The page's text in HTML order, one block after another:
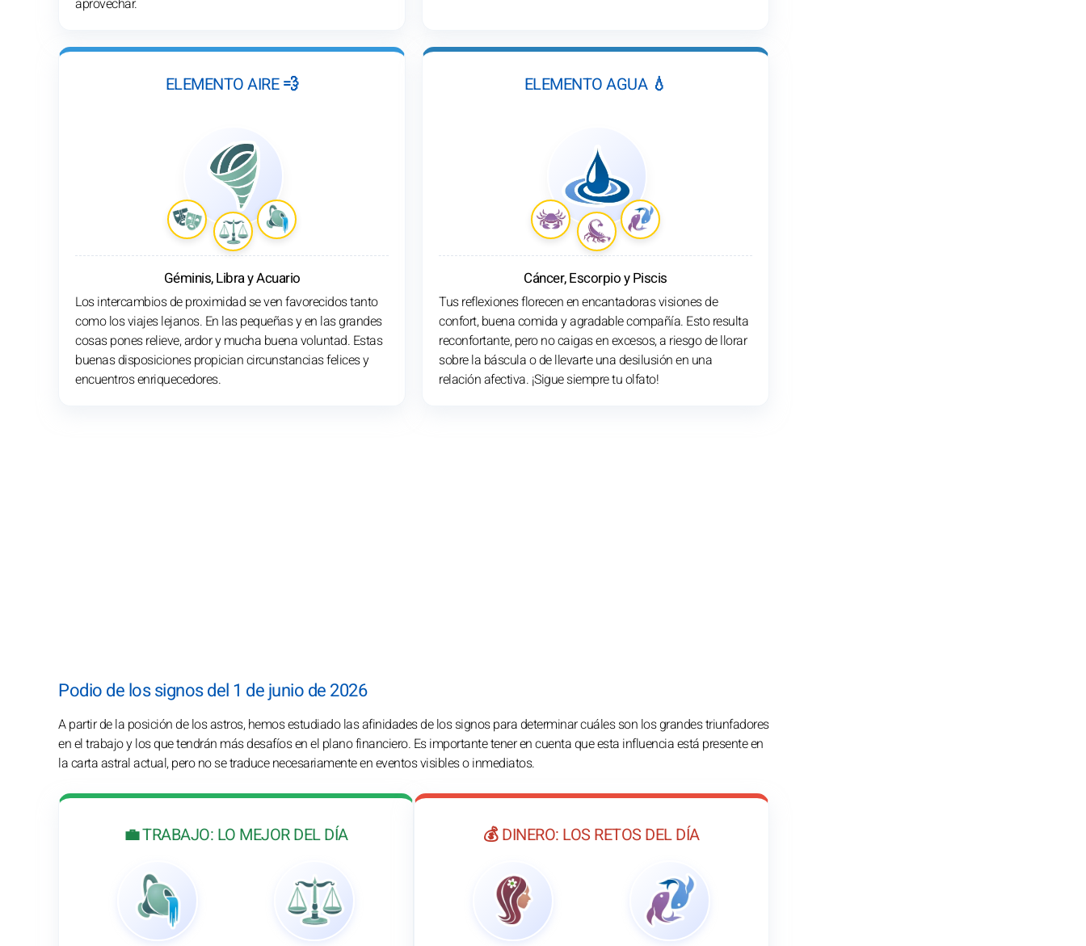
ELEMENTO AIRE 💨
Géminis, Libra y Acuario
Los intercambios de proximidad se ven favorecidos tanto
como los viajes lejanos. En las pequeñas y en las grandes
cosas pones relieve, ardor y mucha buena voluntad. Estas
buenas disposiciones propician circunstancias felices y
encuentros enriquecedores.
ELEMENTO AGUA 💧
Cáncer, Escorpio y Piscis
Tus reflexiones florecen en encantadoras visiones de
confort, buena comida y agradable compañía. Esto resulta
reconfortante, pero no caigas en excesos, a riesgo de llorar
sobre la báscula o de llevarte una desilusión en una
relación afectiva. ¡Sigue siempre tu olfato!
Podio de los signos del 1 de junio de 2026
A partir de la posición de los astros, hemos estudiado las afinidades de los signos para determinar cuáles son los grandes triunfadores
en el trabajo y los que tendrán más desafíos en el plano financiero. Es importante tener en cuenta que esta influencia está presente en
la carta astral actual, pero no se traduce necesariamente en eventos visibles o inmediatos.
💼 TRABAJO: LO MEJOR DEL DÍA 💰 DINERO: LOS RETOS DEL DÍA